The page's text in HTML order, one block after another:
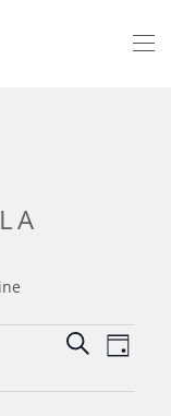
ET
Recherche
Jour